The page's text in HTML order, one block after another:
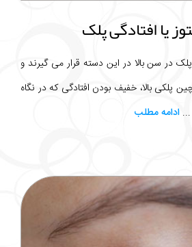
یا افتادگی پلک
پلک در سن بالا در این دسته قرار می گیرند و
پلکی بالا، خفیف بودن افتادگی که در نگاه
ادامه مطلب